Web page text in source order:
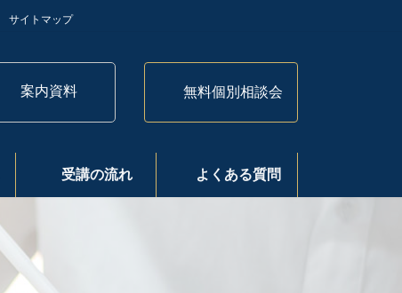
サイトマップ
案内資料 無料個別相談会
受講の流れ よくある質問